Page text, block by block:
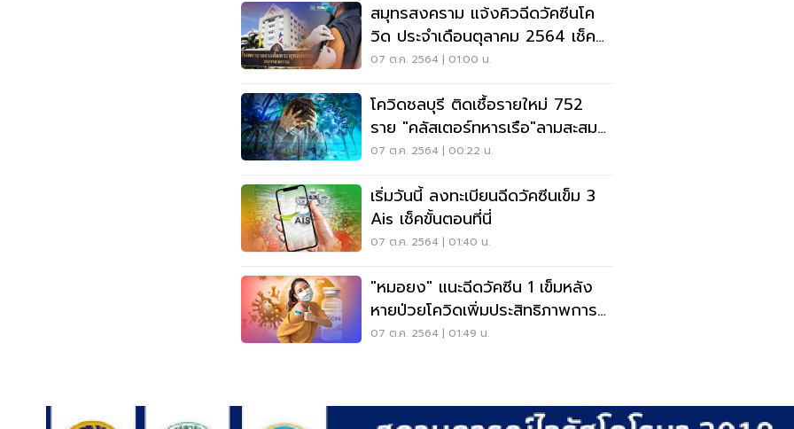
สมุทรสงคราม แจ้งคิวฉีดวัคซีนโค
วิด ประจำเดือนตุลาคม 2564 เช็ค
เลย
07 ต.ค. 2564 | 01:00 น.
โควิดชลบุรี ติดเชื้อรายใหม่ 752
ราย "คลัสเตอร์ทหารเรือ"ลามสะสม
พุ่ง 1,189 ราย
07 ต.ค. 2564 | 00:22 น.
เริ่มวันนี้ ลงทะเบียนฉีดวัคซีนเข็ม 3
Ais เช็คขั้นตอนที่นี่
07 ต.ค. 2564 | 01:40 น.
"หมอยง" แนะฉีดวัคซีน 1 เข็มหลัง
หายป่วยโควิดเพิ่มประสิทธิภาพการ
ป้องกัน
07 ต.ค. 2564 | 01:49 น.